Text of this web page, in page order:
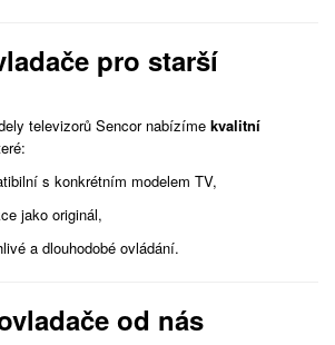
pro starší
televizorů Sencor nabízíme kvalitní
s konkrétním modelem TV,
jako originál,
a dlouhodobé ovládání.
od nás